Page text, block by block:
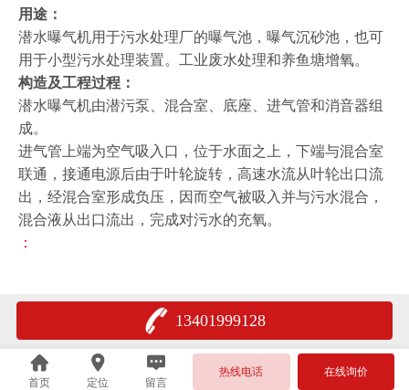
用途：
潜水曝气机用于污水处理厂的曝气池，曝气沉砂池，也可
用于小型污水处理装置。工业废水处理和养鱼塘增氧。
构造及工程过程：
潜水曝气机由潜污泵、混合室、底座、进气管和消音器组
成。
进气管上端为空气吸入口，位于水面之上，下端与混合室
联通，接通电源后由于叶轮旋转，高速水流从叶轮出口流
出，经混合室形成负压，因而空气被吸入并与污水混合，
混合液从出口流出，完成对污水的充氧。
：
13401999128
首页 定位 留言
热线电话 在线询价